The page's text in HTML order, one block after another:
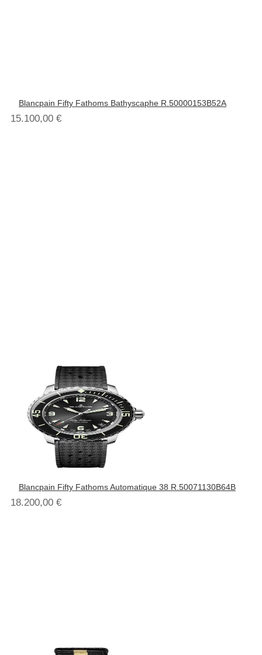
Blancpain Fifty Fathoms Bathyscaphe R.50000153B52A
15.100,00 €
Blancpain Fifty Fathoms Automatique 38 R.50071130B64B
18.200,00 €